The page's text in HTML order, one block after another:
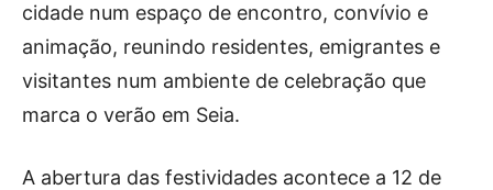
Facebook Instagram Youtube
Estatuto editorial Sobre o Jornal
Contactos
Ficha Técnica
cidade num espaço de encontro, convívio e
animação, reunindo residentes, emigrantes e
visitantes num ambiente de celebração que
marca o verão em Seia.
A abertura das festividades acontece a 12 de